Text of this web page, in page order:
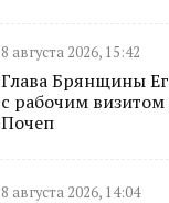
8 августа 2026, 15:42
Глава Брянщины
с рабочим визитом
Почеп
8 августа 2026, 14:04